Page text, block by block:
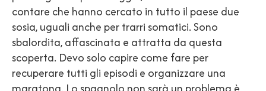
contare che hanno cercato in tutto il paese due
sosia, uguali anche per trarri somatici. Sono
sbalordita, affascinata e attratta da questa
scoperta. Devo solo capire come fare per
recuperare tutti gli episodi e organizzare una